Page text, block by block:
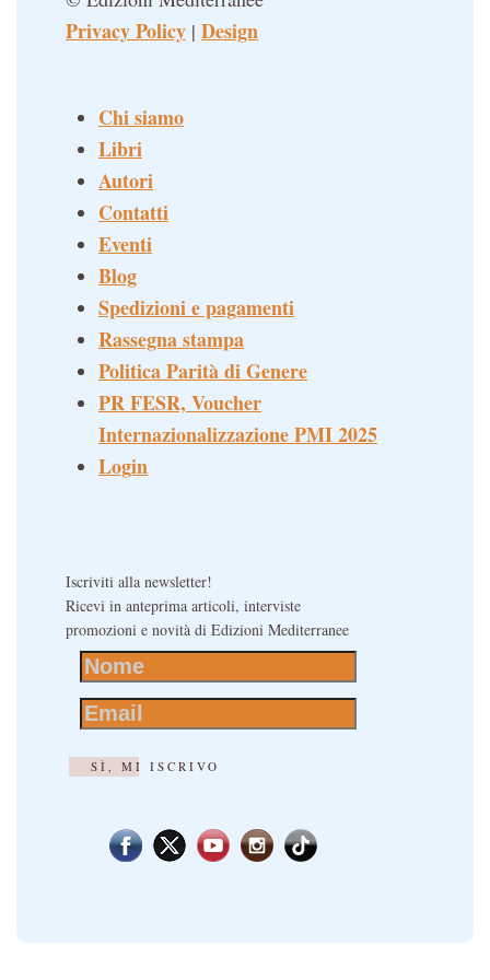
Privacy Policy | Design
Chi siamo
Libri
Autori
Contatti
Eventi
Blog
Spedizioni e pagamenti
Rassegna stampa
Politica Parità di Genere
PR FESR, Voucher
Internazionalizzazione PMI 2025
Login
Iscriviti alla newsletter!
Ricevi in anteprima articoli, interviste
promozioni e novità di Edizioni Mediterranee
SÌ, MI ISCRIVO